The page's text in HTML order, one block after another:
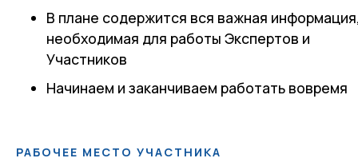
В плане содержится вся важная
необходимая для работы Экспертов и
Участников
Начинаем и заканчиваем работать вовремя
РАБОЧЕЕ МЕСТО УЧАСТНИКА